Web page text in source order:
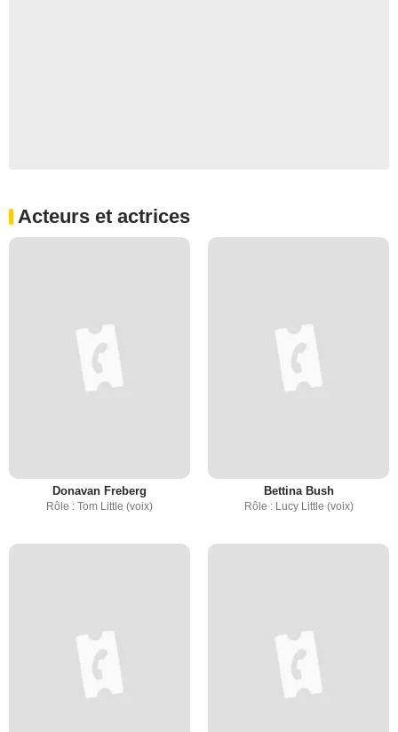
Acteurs et actrices
Donavan Freberg
Rôle : Tom Little (voix)
Bettina Bush
Rôle : Lucy Little (voix)